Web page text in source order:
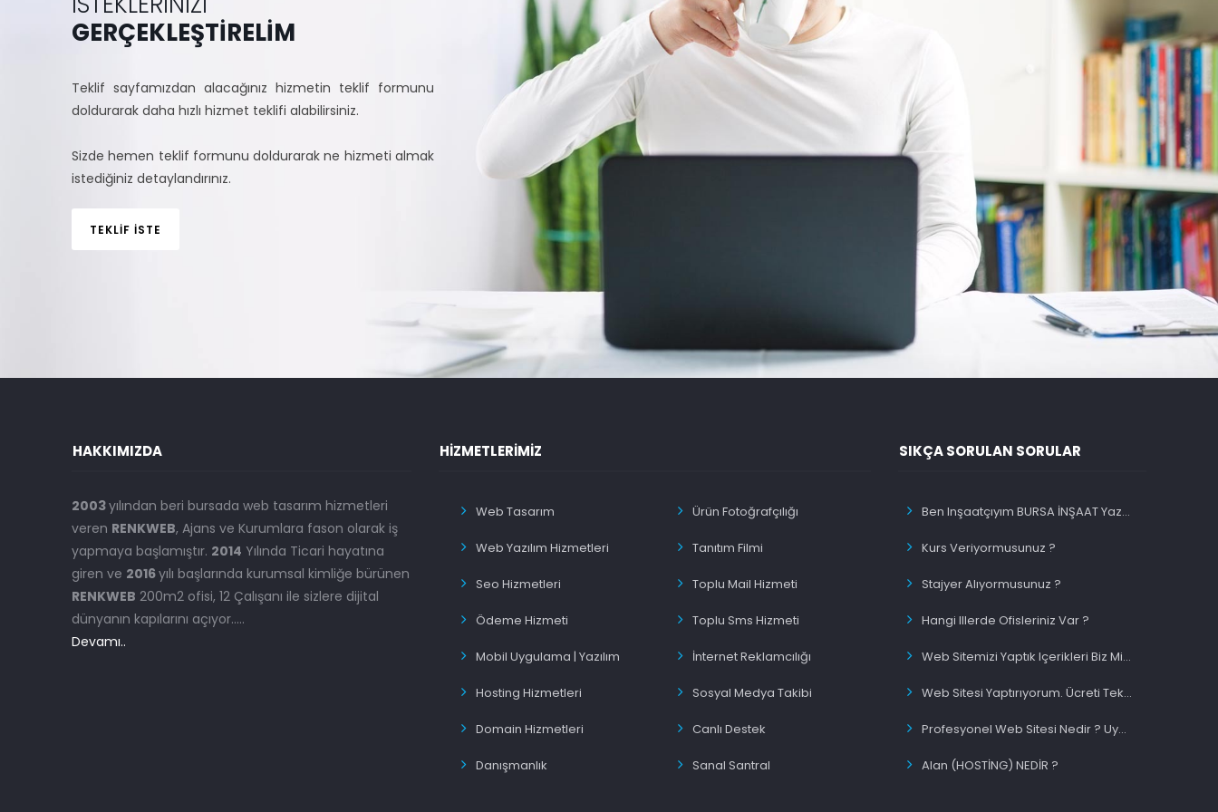
GERÇEKLEŞTİRELİM
Teklif sayfamızdan alacağınız hizmetin teklif formunu
doldurarak daha hızlı hizmet teklifi alabilirsiniz.
Sizde hemen teklif formunu doldurarak ne hizmeti almak
istediğiniz detaylandırınız.
TEKLİF İSTE
HAKKIMIZDA
2003yılından beri bursada web tasarım hizmetleri
veren RENKWEB, Ajans ve Kurumlara fason olarak iş
yapmaya başlamıştır. 2014 Yılında Ticari hayatına
giren ve 2016yılı başlarında kurumsal kimliğe bürünen
RENKWEB 200m2 ofisi, 12 Çalışanı ile sizlere dijital
dünyanın kapılarını açıyor.....
Devamı..
HIZMETLERIMIZ
Web Tasarım
Web Yazılım Hizmetleri
Seo Hizmetleri
Ödeme Hizmeti
Mobil Uygulama | Yazılım
Hosting Hizmetleri
Domain Hizmetleri
Danışmanlık
Ürün Fotoğrafçılığı
Tanıtım Filmi
Toplu Mail Hizmeti
Toplu Sms Hizmeti
İnternet Reklamcılığı
Sosyal Medya Takibi
Canlı Destek
Sanal Santral
SIKÇA SORULAN SORULAR
Ben Inşaatçıyım BURSA İNŞAAT Yazınca Ilk Sırada Olacakmıyım ?
Kurs Veriyormusunuz ?
Stajyer Alıyormusunuz ?
Hangi Illerde Ofisleriniz Var ?
Web Sitemizi Yaptık Içerikleri Biz Migiriyorsunuz Siz Mi ?
Web Sitesi Yaptırıyorum. Ücreti Tek Sefermi Ödeyeceğim ?
Profesyonel Web Sitesi Nedir ? Uygun Fiyatlı Web Site Nedir ?
Alan (HOSTİNG) NEDİR ?